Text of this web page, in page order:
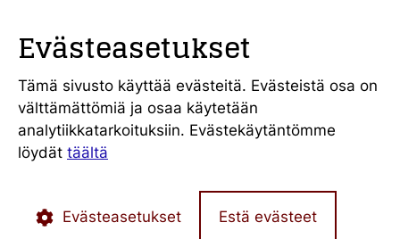
julkiset@ptcs.fi
Vaihde 010 34 19 700
Evästekäytännöt
Evästeasetukset
Tämä sivusto käyttää evästeitä. Evästeistä osa on
välttämättömiä ja osaa käytetään
analytiikkatarkoituksiin. Evästekäytäntömme
löydät täältä
Evästeasetukset Estä evästeet